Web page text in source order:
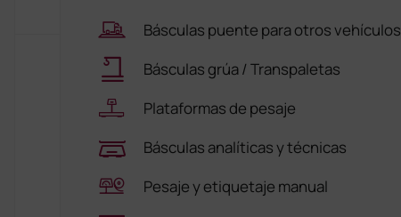
Básculas puente para otros vehículos
Básculas grúa / Transpaletas
Plataformas de pesaje
Básculas analíticas y técnicas
Pesaje y etiquetaje manual